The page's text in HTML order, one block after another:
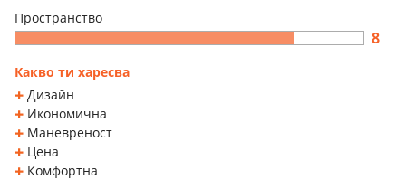
Пространство
8
Какво ти харесва
Дизайн
Икономична
Маневреност
Цена
Комфортна